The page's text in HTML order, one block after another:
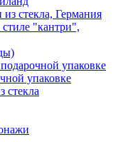
стекла, Германия
"кантри",
упаковке
упаковке
стекла